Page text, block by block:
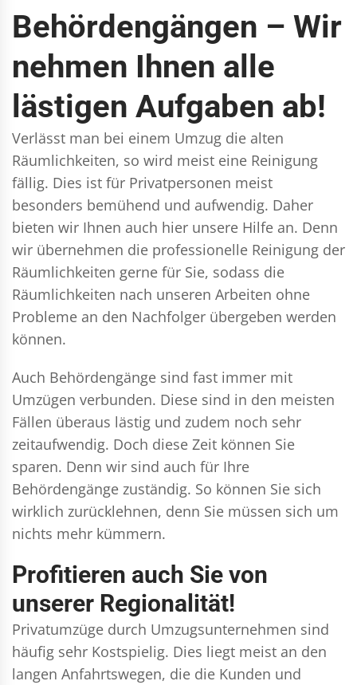
Behördengängen – Wir
nehmen Ihnen alle
lästigen Aufgaben ab!
Verlässt man bei einem Umzug die alten
Räumlichkeiten, so wird meist eine Reinigung
fällig. Dies ist für Privatpersonen meist
besonders bemühend und aufwendig. Daher
bieten wir Ihnen auch hier unsere Hilfe an. Denn
wir übernehmen die professionelle Reinigung der
Räumlichkeiten gerne für Sie, sodass die
Räumlichkeiten nach unseren Arbeiten ohne
Probleme an den Nachfolger übergeben werden
können.
Auch Behördengänge sind fast immer mit
Umzügen verbunden. Diese sind in den meisten
Fällen überaus lästig und zudem noch sehr
zeitaufwendig. Doch diese Zeit können Sie
sparen. Denn wir sind auch für Ihre
Behördengänge zuständig. So können Sie sich
wirklich zurücklehnen, denn Sie müssen sich um
nichts mehr kümmern.
Profitieren auch Sie von
unserer Regionalität!
Privatumzüge durch Umzugsunternehmen sind
häufig sehr Kostspielig. Dies liegt meist an den
langen Anfahrtswegen, die die Kunden und